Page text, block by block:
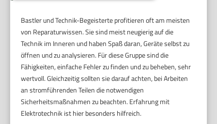
Bastler und Technik-Begeisterte profitieren oft am meisten
von Reparaturwissen. Sie sind meist neugierig auf die
Technik im Inneren und haben Spaß daran, Geräte selbst zu
öffnen und zu analysieren. Für diese Gruppe sind die
Fähigkeiten, einfache Fehler zu finden und zu beheben, sehr
wertvoll. Gleichzeitig sollten sie darauf achten, bei Arbeiten
an stromführenden Teilen die notwendigen
Sicherheitsmaßnahmen zu beachten. Erfahrung mit
Elektrotechnik ist hier besonders hilfreich.